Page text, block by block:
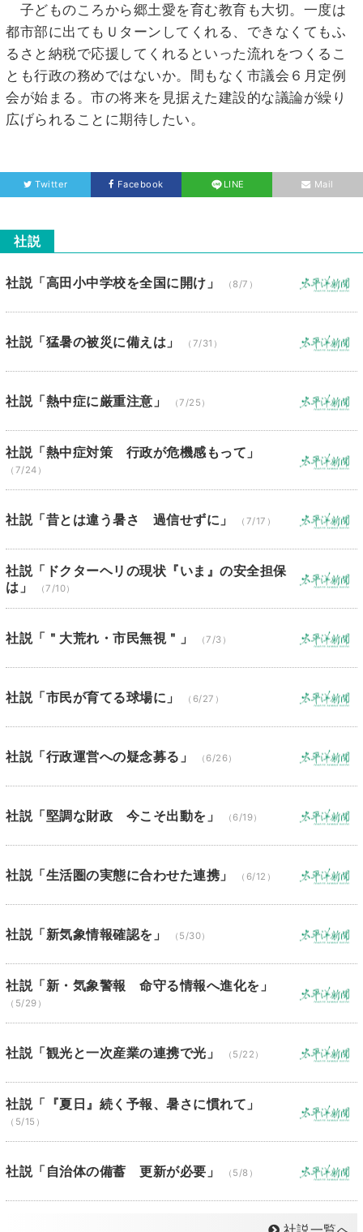
子どものころから郷土愛を育む教育も大切。一度は
都市部に出てもＵターンしてくれる、できなくてもふ
るさと納税で応援してくれるといった流れをつくるこ
とも行政の務めではないか。間もなく市議会６月定例
会が始まる。市の将来を見据えた建設的な議論が繰り
広げられることに期待したい。
Twitter Facebook LINE Mail
社説
社説「高田小中学校を全国に開け」 （8/7）
社説「猛暑の被災に備えは」 （7/31）
社説「熱中症に厳重注意」 （7/25）
社説「熱中症対策 行政が危機感もって」
（7/24）
社説「昔とは違う暑さ 過信せずに」 （7/17）
社説「ドクターヘリの現状『いま』の安全担保
は」
（7/10）
社説「＂大荒れ・市民無視＂」 （7/3）
社説「市民が育てる球場に」 （6/27）
社説「行政運営への疑念募る」 （6/26）
社説「堅調な財政 今こそ出動を」 （6/19）
社説「生活圏の実態に合わせた連携」 （6/12）
社説「新気象情報確認を」 （5/30）
社説「新・気象警報 命守る情報へ進化を」
（5/29）
社説「観光と一次産業の連携で光」 （5/22）
社説「『夏日』続く予報、暑さに慣れて」
（5/15）
社説「自治体の備蓄 更新が必要」 （5/8）